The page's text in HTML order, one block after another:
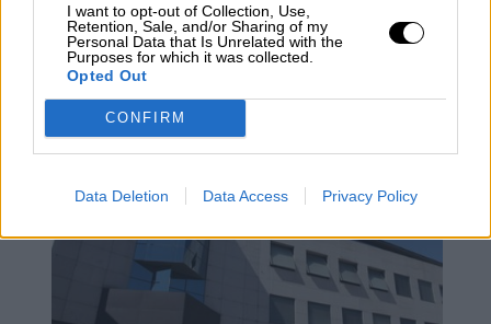
I want to opt-out of Collection, Use,
Retention, Sale, and/or Sharing of my
Personal Data that Is Unrelated with the
Purposes for which it was collected.
Opted Out
CONFIRM
Data Deletion Data Access Privacy Policy
espacios naturales y protegidos en la
nueva normalidad